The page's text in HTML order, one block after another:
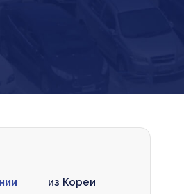
из Кореи